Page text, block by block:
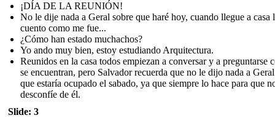
¡DÍA DE LA REUNIÓN!
No le dije nada a Geral sobre que haré hoy, cuando llegue a casa
cuento como me fue...
¿Cómo han estado muchachos?
Yo ando muy bien, estoy estudiando Arquitectura.
Reunidos en la casa todos empiezan a conversar y a preguntarse
se encuentran, pero Salvador recuerda que no le dijo nada a
que estaría ocupado el sabado, ya que siempre lo hace para que
desconfíe de él.
Slide: 3